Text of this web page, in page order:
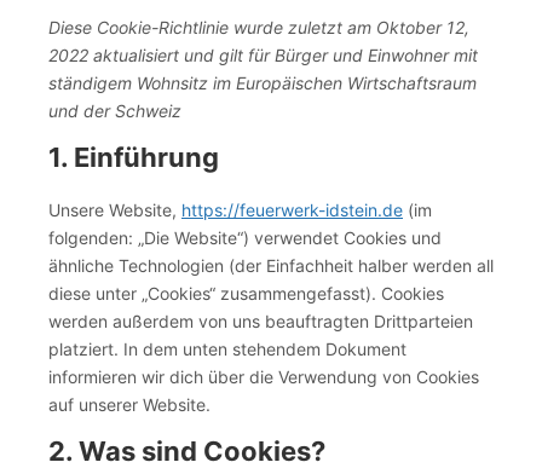
Diese Cookie-Richtlinie wurde zuletzt am Oktober 12,
2022 aktualisiert und gilt für Bürger und Einwohner mit
ständigem Wohnsitz im Europäischen Wirtschaftsraum
und der Schweiz
1. Einführung
Unsere Website, https://feuerwerk-idstein.de (im
folgenden: „Die Website“) verwendet Cookies und
ähnliche Technologien (der Einfachheit halber werden all
diese unter „Cookies“ zusammengefasst). Cookies
werden außerdem von uns beauftragten Drittparteien
platziert. In dem unten stehendem Dokument
informieren wir dich über die Verwendung von Cookies
auf unserer Website.
2. Was sind Cookies?